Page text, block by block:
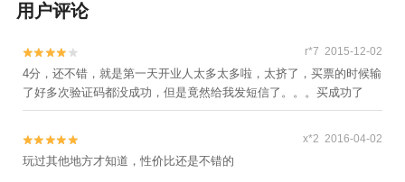
用户评论

 r*7 2015-12-02
4分，还不错，就是第一天开业人太多太多啦，太挤了，买票的时候输
了好多次验证码都没成功，但是竟然给我发短信了。。。买成功了

 x*2 2016-04-02
玩过其他地方才知道，性价比还是不错的